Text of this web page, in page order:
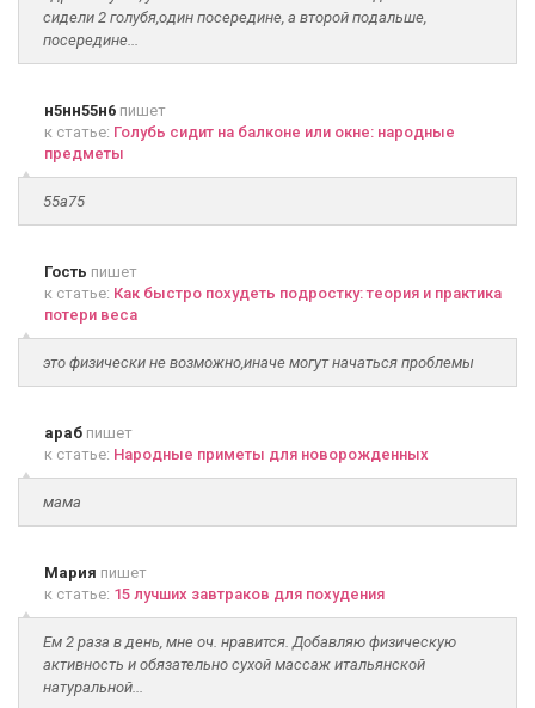
сидели 2 голубя,один посередине, а второй подальше,
посередине...
н5нн55н6 пишет
к статье: Голубь сидит на балконе или окне: народные
предметы
55а75
Гость пишет
к статье: Как быстро похудеть подростку: теория и практика
потери веса
это физически не возможно,иначе могут начаться проблемы
араб пишет
к статье: Народные приметы для новорожденных
мама
Мария пишет
к статье: 15 лучших завтраков для похудения
Ем 2 раза в день, мне оч. нравится. Добавляю физическую
активность и обязательно сухой массаж итальянской
натуральной...